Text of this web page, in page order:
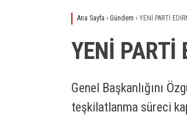
Ana Sayfa › Gündem › YENİ PARTİ
YENİ PARTİ
Genel Başkanlığını
teşkilatlanma süreci